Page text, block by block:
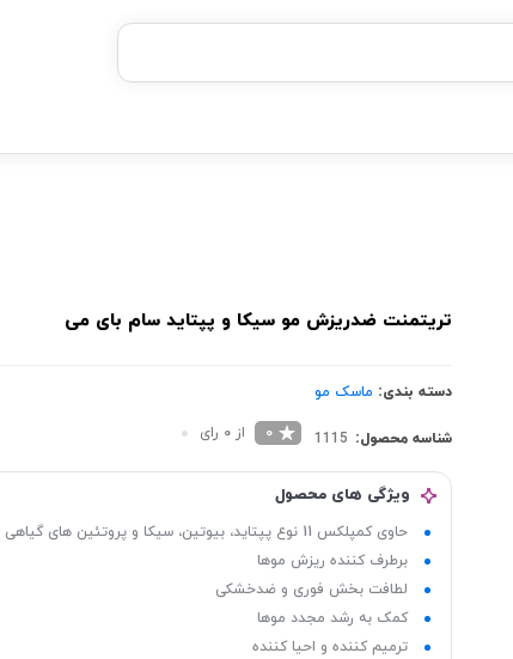
خرید قسطی با ترب‌پی
تریتمنت ضدریزش مو سیکا و پپتاید سام بای می
دسته بندی: ماسک مو
شناسه محصول: 1115
0 از 0 رای
ویژگی های محصول
حاوی کمپلکس 11 نوع پپتاید، بیوتین، سیکا و پروتئین های گیاهی
برطرف کننده ریزش موها
لطافت بخش فوری و ضدخشکی
کمک به رشد مجدد موها
ترمیم کننده و احیا کننده